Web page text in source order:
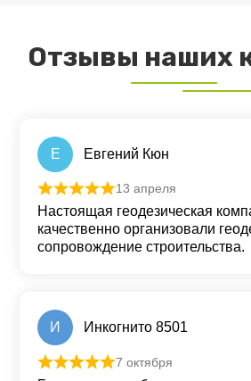
Отзывы наших
Е Евгений Кюн
Оценка из 5
13 апреля
Настоящая геодезическая
качественно организовали
сопровождение строительства.
И Инкогнито 8501
Оценка 5из 5
7 октября